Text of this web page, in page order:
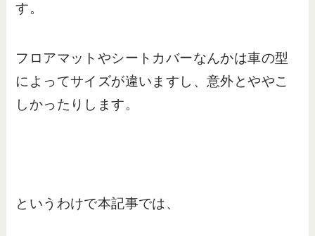
す。
フロアマットやシートカバーなんかは車の型
によってサイズが違いますし、意外とややこ
しかったりします。
というわけで本記事では、